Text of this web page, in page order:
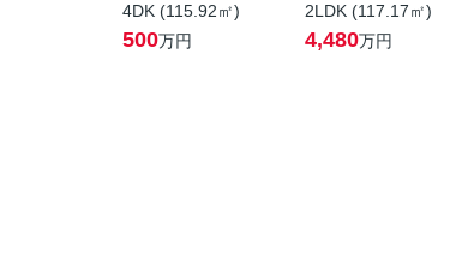
4DK (115.92㎡)
500万円
2LDK (117.17㎡)
4,480万円